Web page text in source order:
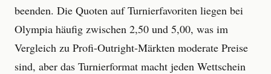
beenden. Die Quoten auf Turnierfavoriten liegen bei
Olympia häufig zwischen 2,50 und 5,00, was im
Vergleich zu Profi-Outright-Märkten moderate Preise
sind, aber das Turnierformat macht jeden Wettschein